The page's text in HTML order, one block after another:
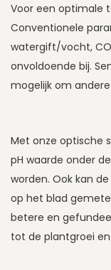
Voor een optimale
Conventionele
watergift/vocht,
onvoldoende bij.
mogelijk om
Met onze optische
pH waarde onder
worden. Ook kan
op het blad
betere en
tot de plantgroei